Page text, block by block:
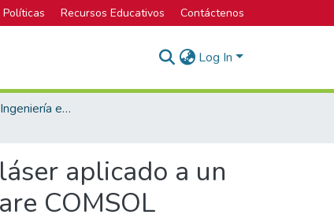
Políticas Recursos Educativos Contáctenos
Log In
Licenciatura en Ingeniería en Materiales
aplicado a un
COMSOL